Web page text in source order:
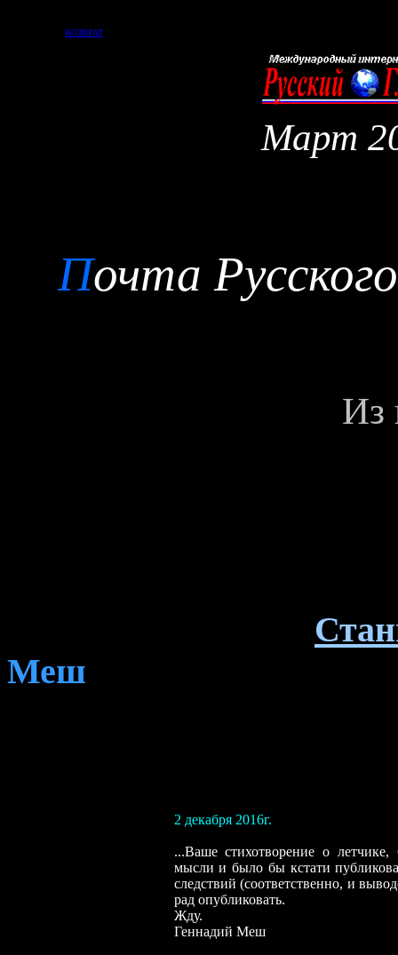
ВОЗВРАТ
Март
Почта
Из
Меш
2 декабря 2016г.
...Ваше стихотворение о
мысли и было бы кстати
следствий (соответственно, и
рад опубликовать.
Жду.
Геннадий Меш